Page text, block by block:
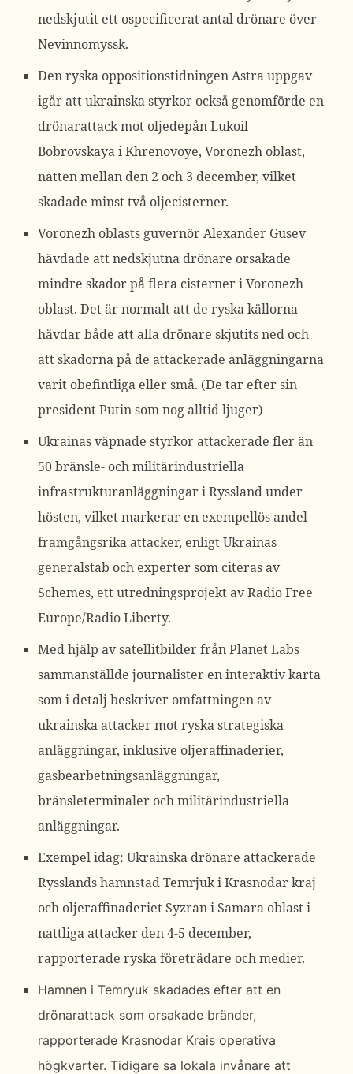
nedskjutit ett ospecificerat antal drönare över
Nevinnomyssk.
Den ryska oppositionstidningen Astra uppgav
igår att ukrainska styrkor också genomförde en
drönarattack mot oljedepån Lukoil
Bobrovskaya i Khrenovoye, Voronezh oblast,
natten mellan den 2 och 3 december, vilket
skadade minst två oljecisterner.
Voronezh oblasts guvernör Alexander Gusev
hävdade att nedskjutna drönare orsakade
mindre skador på flera cisterner i Voronezh
oblast. Det är normalt att de ryska källorna
hävdar både att alla drönare skjutits ned och
att skadorna på de attackerade anläggningarna
varit obefintliga eller små. (De tar efter sin
president Putin som nog alltid ljuger)
Ukrainas väpnade styrkor attackerade fler än
50 bränsle- och militärindustriella
infrastrukturanläggningar i Ryssland under
hösten, vilket markerar en exempellös andel
framgångsrika attacker, enligt Ukrainas
generalstab och experter som citeras av
Schemes, ett utredningsprojekt av Radio Free
Europe/Radio Liberty.
Med hjälp av satellitbilder från Planet Labs
sammanställde journalister en interaktiv karta
som i detalj beskriver omfattningen av
ukrainska attacker mot ryska strategiska
anläggningar, inklusive oljeraffinaderier,
gasbearbetningsanläggningar,
bränsleterminaler och militärindustriella
anläggningar.
Exempel idag: Ukrainska drönare attackerade
Rysslands hamnstad Temrjuk i Krasnodar kraj
och oljeraffinaderiet Syzran i Samara oblast i
nattliga attacker den 4-5 december,
rapporterade ryska företrädare och medier.
Hamnen i Temryuk skadades efter att en
drönarattack som orsakade bränder,
rapporterade Krasnodar Krais operativa
högkvarter. Tidigare sa lokala invånare att